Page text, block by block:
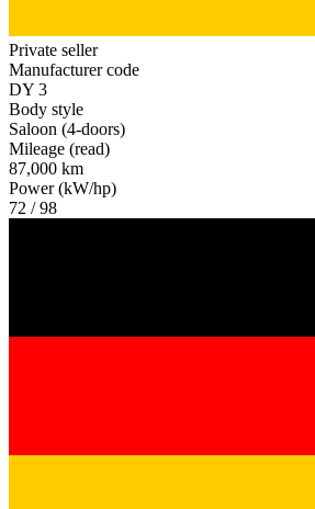
Private seller
Manufacturer code
DY 3
Body style
Saloon (4-doors)
Mileage (read)
87,000 km
Power (kW/hp)
72 / 98